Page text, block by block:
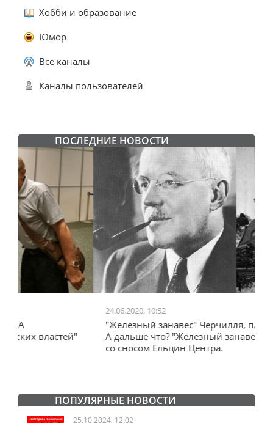
Хобби и образование
Юмор
Все каналы
Каналы пользователей
ПОСЛЕДНИЕ НОВОСТИ
"Железный занавес" Черчилля, план Даллеса.
А дальше что? "Железный занавес" от Запада
со сносом Ельцин Центра.
ПОПУЛЯРНЫЕ НОВОСТИ